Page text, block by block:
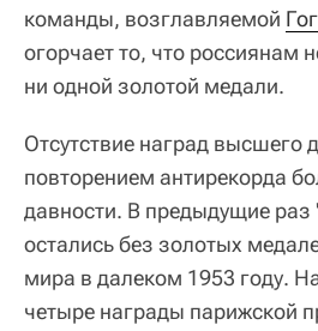
команды, возглавляемой
огорчает то, что россиянам
ни одной золотой медали.
Отсутствие наград высшего
повторением антирекорда
давности. В предыдущие раз
остались без золотых
мира в далеком 1953 году.
четыре награды парижской